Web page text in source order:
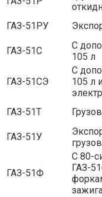
ГАЗ-51РУ
ГАЗ-51С
С
105 л
ГАЗ-51СЭ
С
105 л
ГАЗ-51Т
ГАЗ-51У
ГАЗ-51Ф
С 80-
ГАЗ-